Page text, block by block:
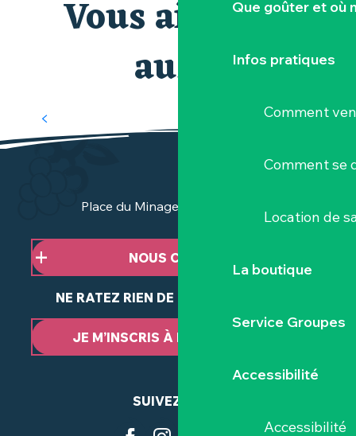
Que goûter et où
Infos pratiques
Comment
Comment se
Location de
La boutique
Service Groupes
Accessibilité
Accessibilité
Vous aimerez
aussi
ESCAPE GAME VIN ET JEUX DE PISTE
Place du Minage - 44190 Clisson
NOUS CONTACTER
NE RATEZ RIEN DE NOTRE ACTUALITÉ
JE M’INSCRIS À LA NEWSLETTER
SUIVEZ-NOUS